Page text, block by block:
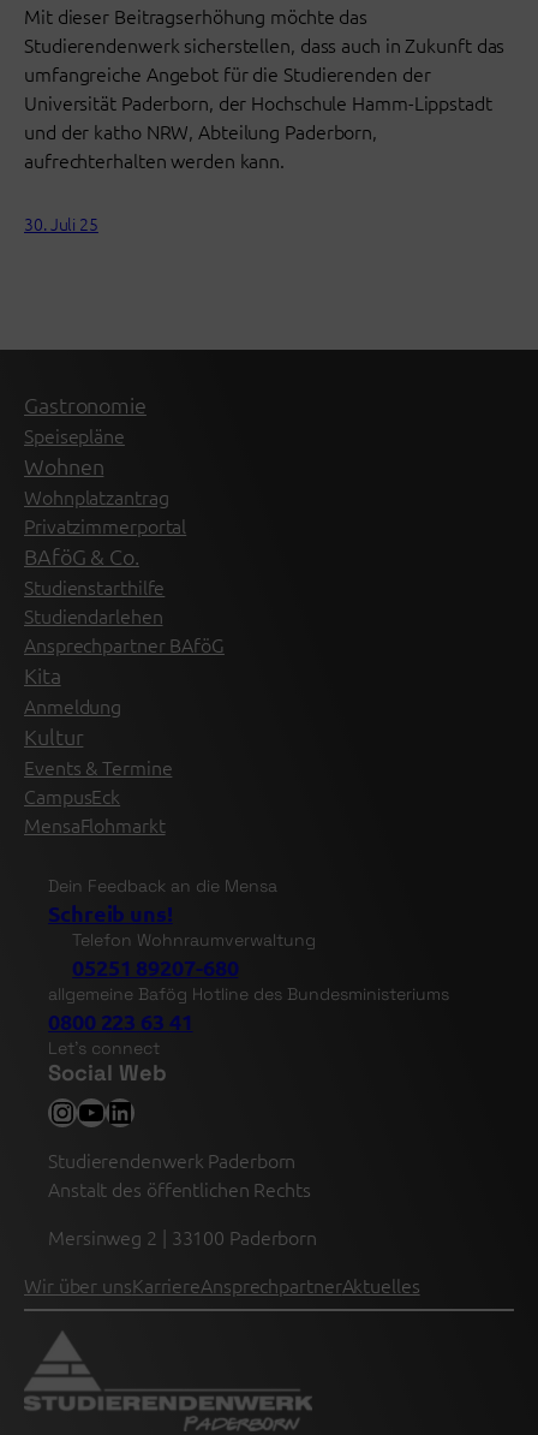
Mit dieser Beitragserhöhung möchte das
Studierendenwerk sicherstellen, dass auch in Zukunft das
umfangreiche Angebot für die Studierenden der
Universität Paderborn, der Hochschule Hamm-Lippstadt
und der katho NRW, Abteilung Paderborn,
aufrechterhalten werden kann.
30. Juli 25
Gastronomie
Speisepläne
Wohnen
Wohnplatzantrag
Privatzimmerportal
BAföG & Co.
Studienstarthilfe
Studiendarlehen
Ansprechpartner BAföG
Kita
Anmeldung
Kultur
Events & Termine
CampusEck
MensaFlohmarkt
Dein Feedback an die Mensa
Schreib uns!
Telefon Wohnraumverwaltung
05251 89207-680
allgemeine Bafög Hotline des Bundesministeriums
0800 223 63 41
Let’s connect
Social Web
Instagram
YouTube
LinkedIn
Studierendenwerk Paderborn
Anstalt des öffentlichen Rechts
Mersinweg 2 | 33100 Paderborn
Wir über unsKarriereAnsprechpartnerAktuelles